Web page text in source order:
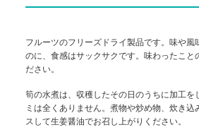
フルーツのフリーズドライ製品です。味や風
のに、食感はサックサクです。味わったこと
ださい。
筍の水煮は、収穫したその日のうちに加工を
ミは全くありません。煮物や炒め物、炊き込
スして生姜醤油でお召し上がりください。